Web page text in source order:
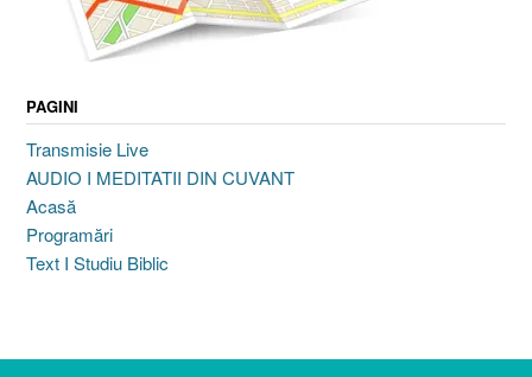
PAGINI
Transmisie Live
AUDIO I MEDITATII DIN CUVANT
Acasă
Programări
Text I Studiu Biblic